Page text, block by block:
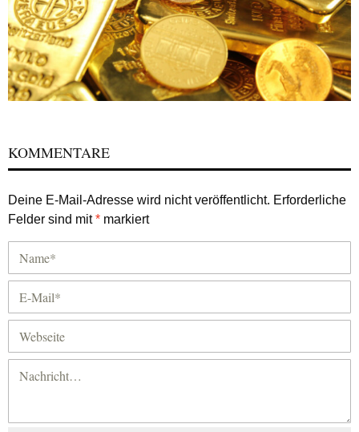
KOMMENTARE
Deine E-Mail-Adresse wird nicht veröffentlicht. Erforderliche
Felder sind mit* markiert